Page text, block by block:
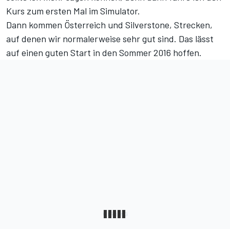
Kurs zum ersten Mal im Simulator.
Dann kommen Österreich und Silverstone, Strecken,
auf denen wir normalerweise sehr gut sind. Das lässt
auf einen guten Start in den Sommer 2016 hoffen.